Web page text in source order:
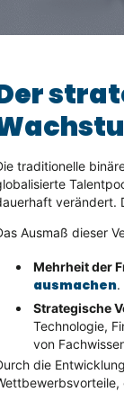
traditionelle
verändert.
Ausmaß dieser
Mehrheit der
ausmachen.
Strategische
Technologie,
von
die